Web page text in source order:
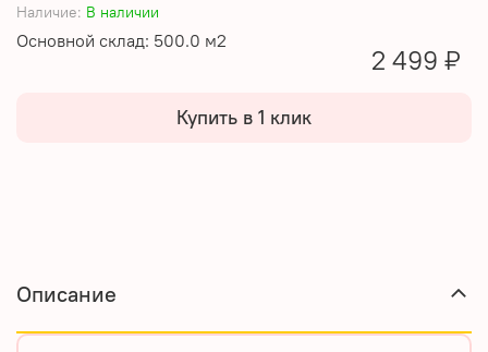
Наличие: В наличии
Основной склад: 500.0 м2
2 499 ₽
Купить в 1 клик
Описание